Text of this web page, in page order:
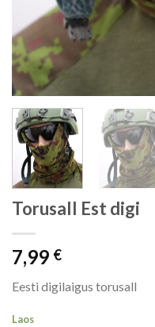
Torusall Est digi
7,99 €
Eesti digilaigus torusall
Laos